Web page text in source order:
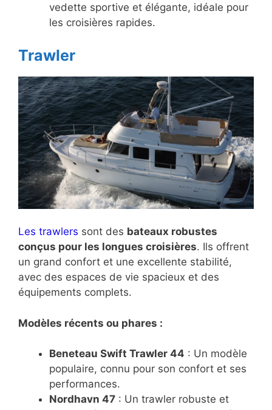
vedette sportive et élégante, idéale pour
les croisières rapides.
Trawler
Les trawlers sont des bateaux robustes
conçus pour les longues croisières. Ils offrent
un grand confort et une excellente stabilité,
avec des espaces de vie spacieux et des
équipements complets.
Modèles récents ou phares :
Beneteau Swift Trawler 44 : Un modèle
populaire, connu pour son confort et ses
performances.
Nordhavn 47 : Un trawler robuste et